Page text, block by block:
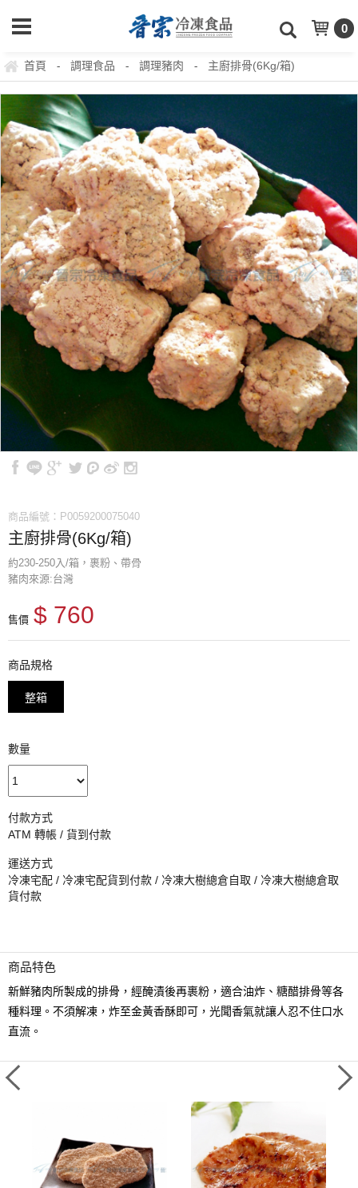
0
首頁 - 調理食品 - 調理豬肉 - 主廚排骨(6Kg/箱)
商品編號：P0059200075040
主廚排骨(6Kg/箱)
約230-250入/箱，裹粉、帶骨
豬肉來源:台灣
售價 $ 760
商品規格
整箱
數量
付款方式
ATM 轉帳 / 貨到付款
運送方式
冷凍宅配 / 冷凍宅配貨到付款 / 冷凍大樹總倉自取 / 冷凍大樹總倉取
貨付款
商品特色
新鮮豬肉所製成的排骨，經醃漬後再裹粉，適合油炸、糖醋排骨等各
種料理。不須解凍，炸至金黃香酥即可，光聞香氣就讓人忍不住口水
直流。